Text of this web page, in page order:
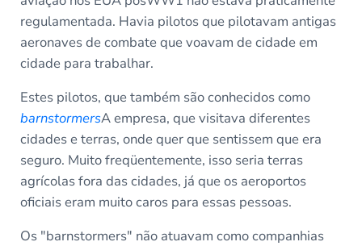
regulamentada. Havia pilotos que pilotavam antigas
aeronaves de combate que voavam de cidade em
cidade para trabalhar.
Estes pilotos, que também são conhecidos como
barnstormersA empresa, que visitava diferentes
cidades e terras, onde quer que sentissem que era
seguro. Muito freqüentemente, isso seria terras
agrícolas fora das cidades, já que os aeroportos
oficiais eram muito caros para essas pessoas.
Os "barnstormers" não atuavam como companhias